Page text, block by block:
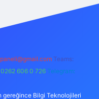
Teams:
606 0 726 Telegram:
gereğince Bilgi Teknolojileri